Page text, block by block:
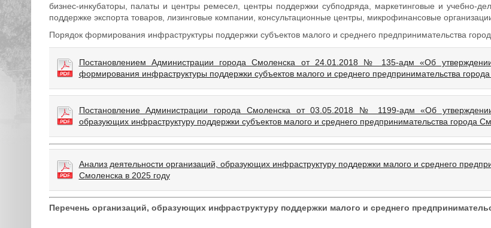
бизнес-инкубаторы, палаты и центры ремесел, центры поддержки субподряда, маркетинговые и учебно-
поддержке экспорта товаров, лизинговые компании, консультационные центры, микрофинансовые
Порядок формирования инфраструктуры поддержки субъектов малого и среднего предпринимательства
Постановлением Администрации города Смоленска от 24.01.2018 № 135-адм «Об
формирования инфраструктуры поддержки субъектов малого и среднего предпринимательства
Постановление Администрации города Смоленска от 03.05.2018 № 1199-адм «Об
образующих инфраструктуру поддержки субъектов малого и среднего предпринимательства города
Анализ деятельности организаций, образующих инфраструктуру поддержки малого и среднего
Смоленска в 2025 году
Перечень организаций, образующих инфраструктуру поддержки малого и среднего